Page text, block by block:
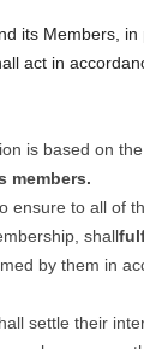
its Members,
act in
is based on
members.
ensure to all of
shall
by them in
settle their